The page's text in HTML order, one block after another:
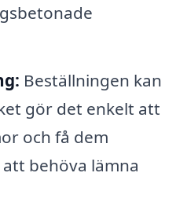
Beställningen kan
gör det enkelt att
och få dem
behöva lämna